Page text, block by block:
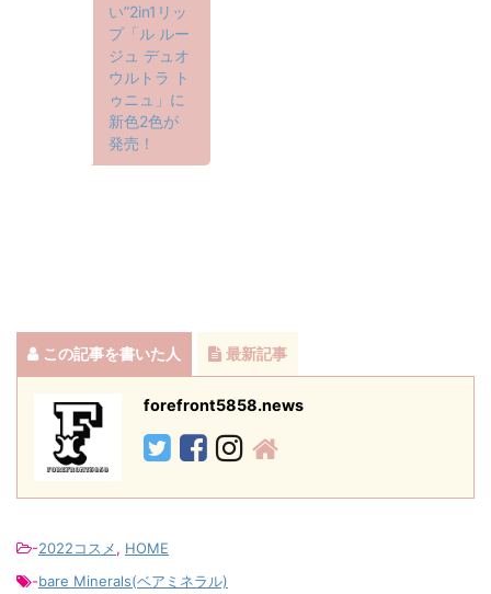
い”2in1リッ
プ「ル ルー
ジュ デュオ
ウルトラ ト
ゥニュ」に
新色2色が
発売！
この記事を書いた人 最新記事
forefront5858.news
-2022コスメ, HOME
-bare Minerals(ベアミネラル)